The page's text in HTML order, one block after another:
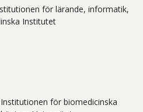
för lärande, informatik,
Institutet
för biomedicinska